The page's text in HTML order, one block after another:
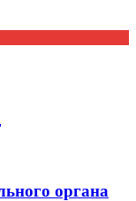
органа